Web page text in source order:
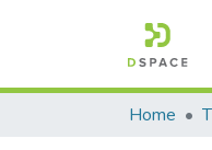
Home